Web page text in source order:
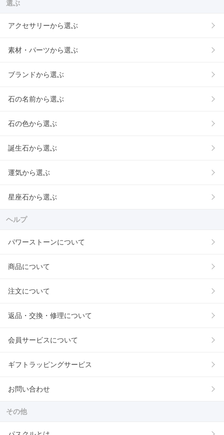
選ぶ
アクセサリーから選ぶ
素材・パーツから選ぶ
ブランドから選ぶ
石の名前から選ぶ
石の色から選ぶ
誕生石から選ぶ
運気から選ぶ
星座石から選ぶ
ヘルプ
パワーストーンについて
商品について
注文について
返品・交換・修理について
会員サービスについて
ギフトラッピングサービス
お問い合わせ
その他